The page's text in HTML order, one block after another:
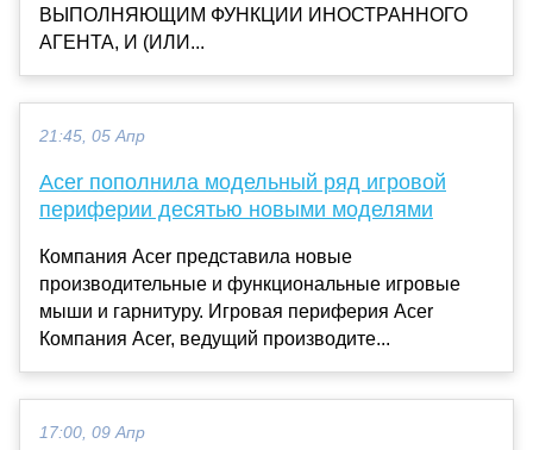
ВЫПОЛНЯЮЩИМ ФУНКЦИИ ИНОСТРАННОГО
АГЕНТА, И (ИЛИ...
21:45, 05 Апр
Acer пополнила модельный ряд игровой
периферии десятью новыми моделями
Компания Acer представила новые
производительные и функциональные игровые
мыши и гарнитуру. Игровая периферия Acer
Компания Acer, ведущий производите...
17:00, 09 Апр